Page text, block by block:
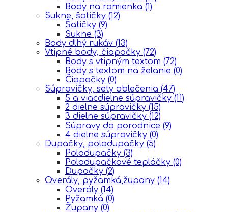
Body na ramienka (1)
Sukne, šatičky (12)
Šatičky (9)
Sukne (3)
Body dlhý rukáv (13)
Vtipné body, čiapočky (72)
Body s vtipným textom (72)
Body s textom na želanie (0)
Čiapočky (0)
Súpravičky, sety oblečenia (47)
5 a viacdielne súpravičky (11)
2 dielne súpravičky (15)
3 dielne súpravičky (12)
Súpravy do porodnice (9)
4 dielne súpravičky (0)
Dupačky, polodupačky (5)
Polodupačky (3)
Polodupačkové tepláčky (0)
Dupačky (2)
Overály, pyžamká,župany (14)
Overály (14)
Pyžamká (0)
Župany (0)